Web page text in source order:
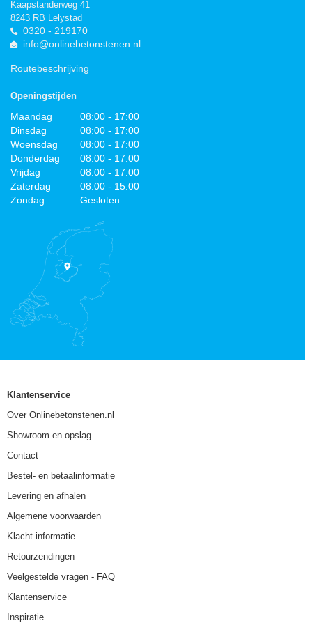
Kaapstanderweg 41
8243 RB Lelystad
0320 - 219170
info@onlinebetonstenen.nl
Routebeschrijving
Openingstijden
Maandag
08:00 - 17:00
Dinsdag
08:00 - 17:00
Woensdag
08:00 - 17:00
Donderdag
08:00 - 17:00
Vrijdag
08:00 - 17:00
Zaterdag
08:00 - 15:00
Zondag
Gesloten
Klantenservice
Over Onlinebetonstenen.nl
Showroom en opslag
Contact
Bestel- en betaalinformatie
Levering en afhalen
Algemene voorwaarden
Klacht informatie
Retourzendingen
Veelgestelde vragen - FAQ
Klantenservice
Inspiratie